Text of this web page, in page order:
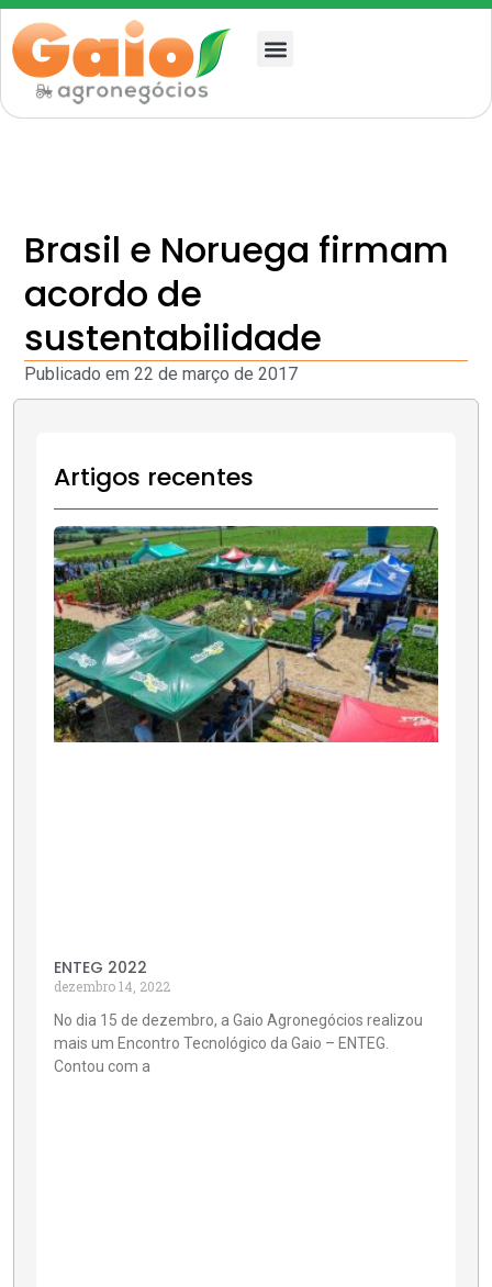
Brasil e Noruega firmam
acordo de
sustentabilidade
Publicado em 22 de março de 2017
Artigos recentes
ENTEG 2022
dezembro 14, 2022
No dia 15 de dezembro, a Gaio Agronegócios realizou
mais um Encontro Tecnológico da Gaio – ENTEG.
Contou com a